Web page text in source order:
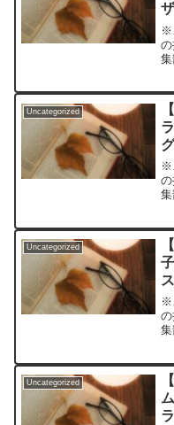
※
Uncategorized
※
Uncategorized
※
Uncategorized